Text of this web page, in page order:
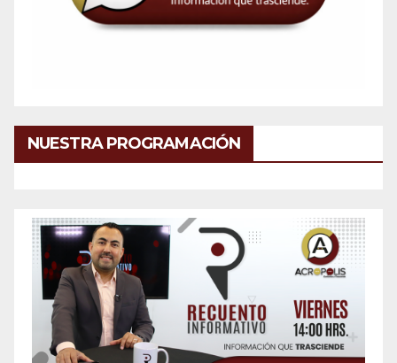
NUESTRA PROGRAMACIÓN